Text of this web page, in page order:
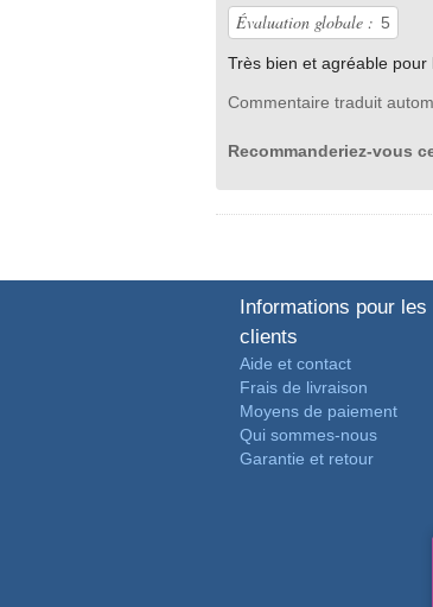
Évaluation globale : 5
Très bien et agréable pour
Commentaire traduit
Recommanderiez-vous
Informations pour les
clients
Aide et contact
Frais de livraison
Moyens de paiement
Qui sommes-nous
Garantie et retour